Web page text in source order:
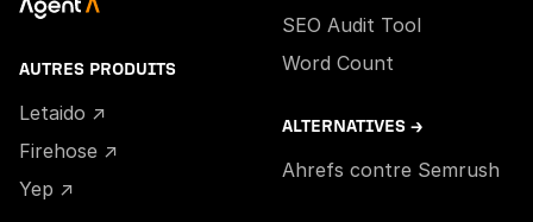
AUTRES PRODUITS
Letaido ↗
Firehose ↗
Yep ↗
SEO Audit Tool
Word Count
ALTERNATIVES →
Ahrefs contre Semrush